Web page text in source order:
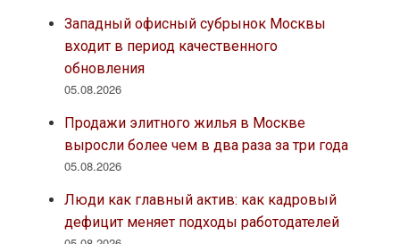
Западный офисный субрынок Москвы
входит в период качественного
обновления
05.08.2026
Продажи элитного жилья в Москве
выросли более чем в два раза за три года
05.08.2026
Люди как главный актив: как кадровый
дефицит меняет подходы работодателей